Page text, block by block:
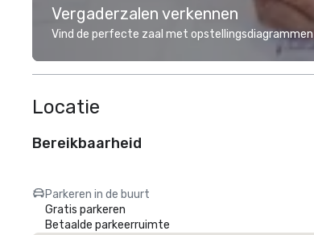
Vergaderzalen verkennen
Vind de perfecte zaal met
Locatie
Bereikbaarheid
Parkeren in de buurt
Gratis parkeren
Betaalde parkeerruimte